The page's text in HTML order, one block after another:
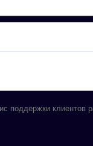
поддержки клиентов